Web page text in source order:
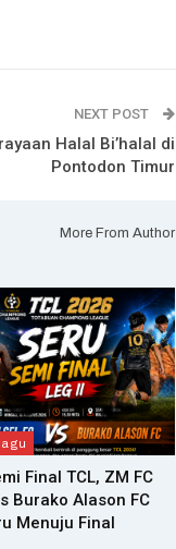
NEXT POST
Halal Bi’halal di
Pontodon Timur
More From Author
Final TCL, ZM FC
Burako Alason FC
Menuju Final